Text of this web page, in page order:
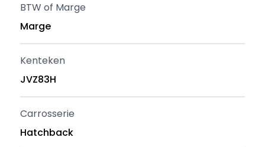
BTW of Marge
Marge
Kenteken
JVZ83H
Carrosserie
Hatchback